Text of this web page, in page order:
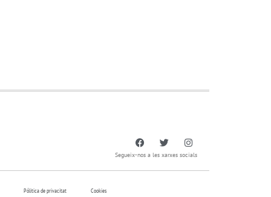
Segueix-nos a les xarxes socials
Pólitica de privacitat Cookies